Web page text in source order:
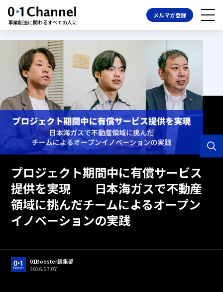
事業創造に関わるすべての人に
メルマガ登録
01Booster編集部
2026.05.01
プロジェクト期間中に有償サービス
提供を実現 日本海ガスで不動産
領域に挑んだチームによるオープン
イノベーションの実践
01Booster編集部
2026.07.07
01Booster編集部
2026.05.13
01Booster編集部
2026.05.01